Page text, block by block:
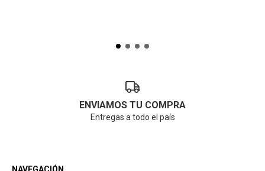
ENVIAMOS TU COMPRA
Entregas a todo el país
NAVEGACIÓN